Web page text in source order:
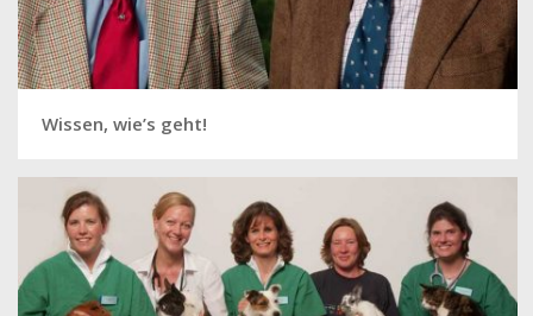
Wissen, wie’s geht!